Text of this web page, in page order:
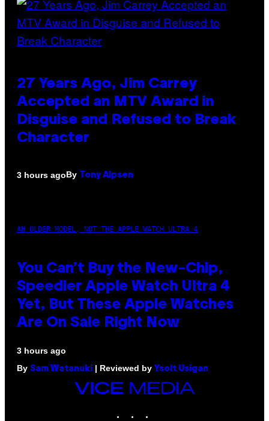
27 Years Ago, Jim Carrey
Accepted an MTV Award in
Disguise and Refused to Break
Character
3 hours agoBy Tony Alpsen
AN OLDER MODEL, NOT THE APPLE WATCH ULTRA 4
You Can’t Buy the New-Chip,
Speedier Apple Watch Ultra 4
Yet, But These Apple Watches
Are On Sale Right Now
3 hours ago
By Sam Watanuki | Reviewed by Ysolt Usigan
VICE